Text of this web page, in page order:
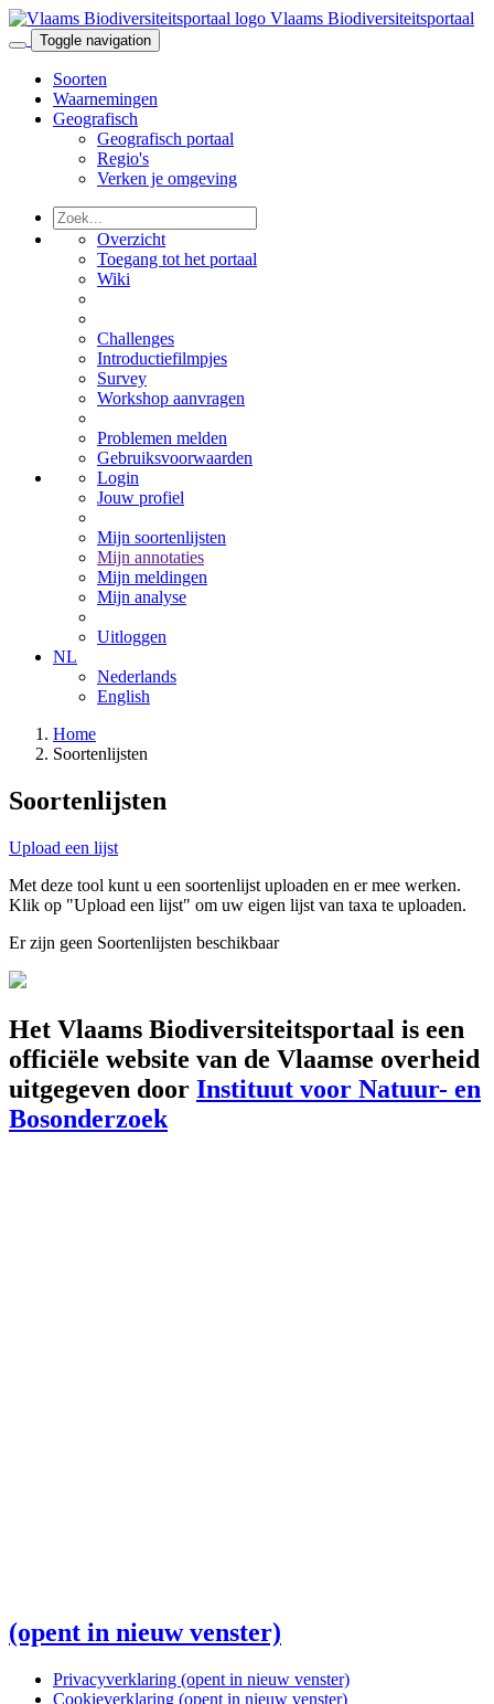
Vlaams Biodiversiteitsportaal
Toggle navigation
Soorten
Waarnemingen
Geografisch
Geografisch portaal
Regio's
Verken je omgeving
Overzicht
Toegang tot het portaal
Wiki
Challenges
Introductiefilmpjes
Survey
Workshop aanvragen
Problemen melden
Gebruiksvoorwaarden
Login
Jouw profiel
Mijn soortenlijsten
Mijn annotaties
Mijn meldingen
Mijn analyse
Uitloggen
NL
Nederlands
English
Home
Soortenlijsten
Soortenlijsten
Upload een lijst
Met deze tool kunt u een soortenlijst uploaden en er mee werken.
Klik op "Upload een lijst" om uw eigen lijst van taxa te uploaden.
Er zijn geen Soortenlijsten beschikbaar
Het Vlaams Biodiversiteitsportaal is een
officiële website van de Vlaamse overheid
uitgegeven door Instituut voor Natuur- en
Bosonderzoek
(opent in nieuw venster)
Privacyverklaring (opent in nieuw venster)
Cookieverklaring (opent in nieuw venster)